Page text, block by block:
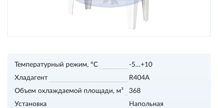
Температурный режим, °С
-5…+10
Хладагент
R404А
Объем охлаждаемой площади, м³
368
Установка
Напольная